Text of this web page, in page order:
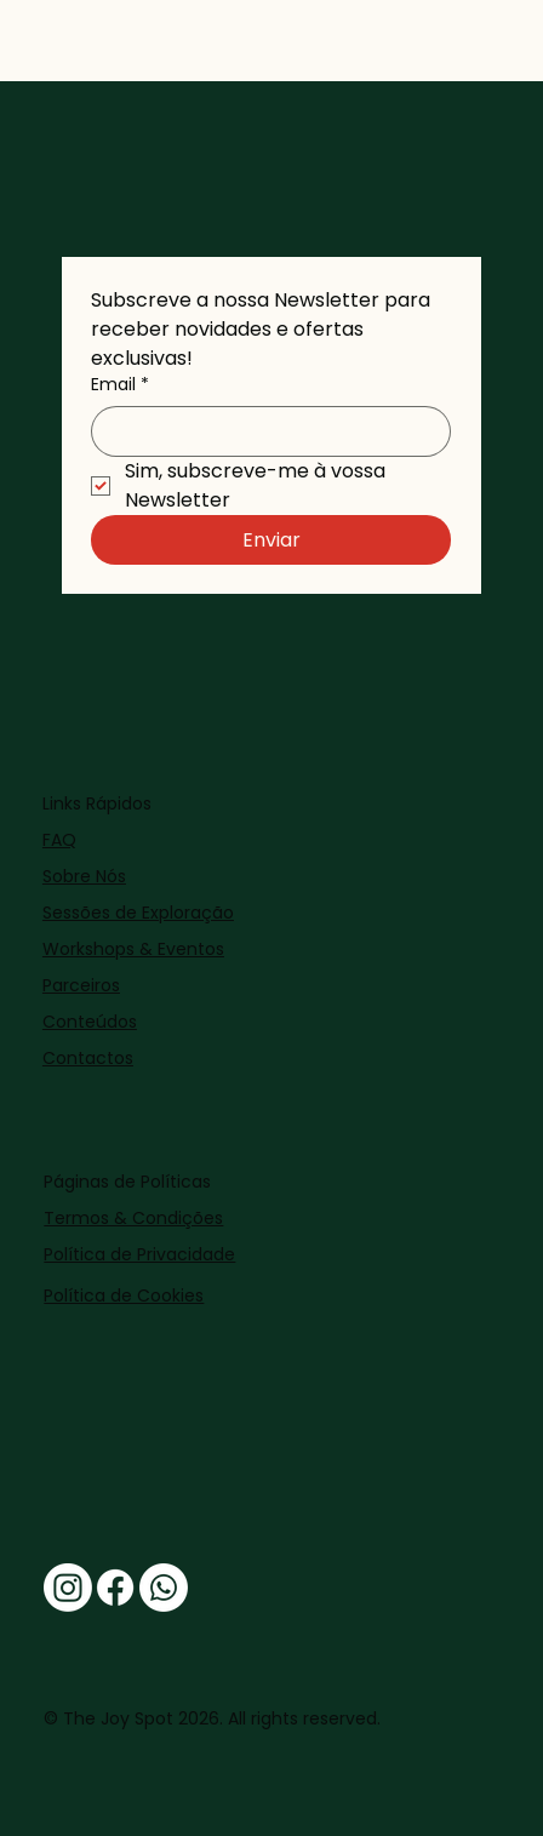
© The Joy Spot 2026. All rights reserved.
Páginas de Políticas
Termos & Condições
Política de Privacidade
Política de Cookies
Links Rápidos
FAQ
Sobre Nós
Sessões de Exploração
Workshops & Eventos
Parceiros
Conteúdos
Contactos
Subscreve a nossa Newsletter para
receber novidades e ofertas
exclusivas!
Email *
Sim, subscreve-me à vossa
Enviar